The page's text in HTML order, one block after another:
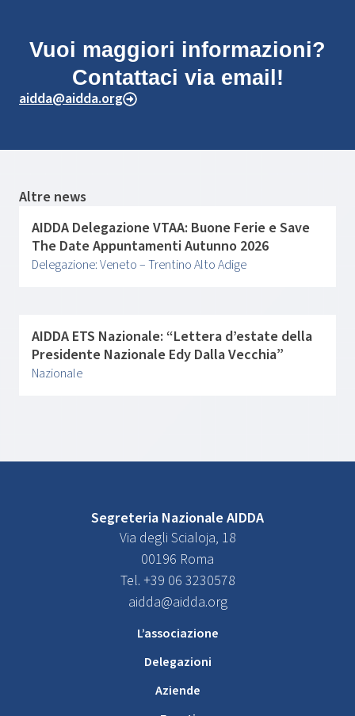
Vuoi maggiori informazioni?
Contattaci via email!
aidda@aidda.org
Altre news
AIDDA Delegazione VTAA: Buone Ferie e Save
The Date Appuntamenti Autunno 2026
Delegazione: Veneto – Trentino Alto Adige
AIDDA ETS Nazionale: “Lettera d’estate della
Presidente Nazionale Edy Dalla Vecchia”
Nazionale
Segreteria Nazionale AIDDA
Via degli Scialoja, 18
00196 Roma
Tel. +39 06 3230578
aidda@aidda.org
L’associazione
Delegazioni
Aziende